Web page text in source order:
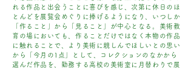
れる作品と出会うことに喜びを感じ、次第に休日のほ
とんどを展覧会めぐりに捧げるようになり、いつしか
「作ること」から「見ること」が中心となる。美術教
育の場においても、作ることだけではなく本物の作品
に触れることで、より美術に親しん でほしいとの思い
から「今月の1点」として、コレクションのなかから
選んだ作品を、勤務する高校の美術室に月替わりで展